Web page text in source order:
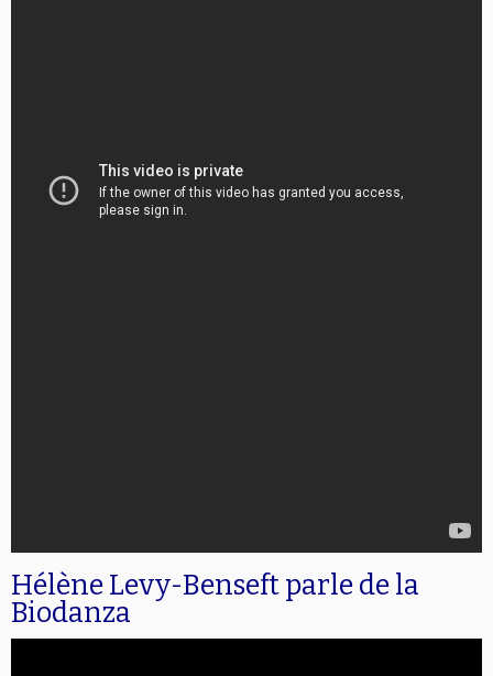
Hélène Levy-Benseft parle de la
Biodanza